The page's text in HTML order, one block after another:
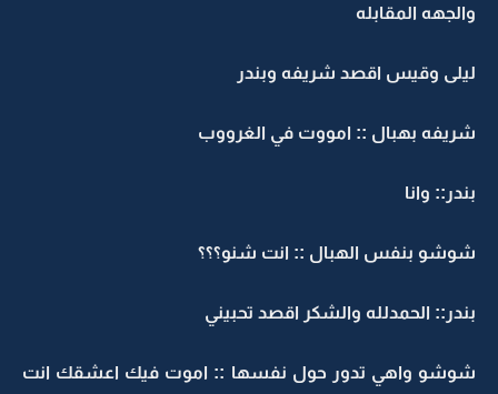
والجهه المقابله
ليلى وقيس اقصد شريفه وبندر
شريفه بهبال :: امووت في الغرووب
بندر:: وانا
شوشو بنفس الهبال :: انت شنو؟؟؟
بندر:: الحمدلله والشكر اقصد تحبيني
شوشو واهي تدور حول نفسها :: اموت فيك اعشقك انت